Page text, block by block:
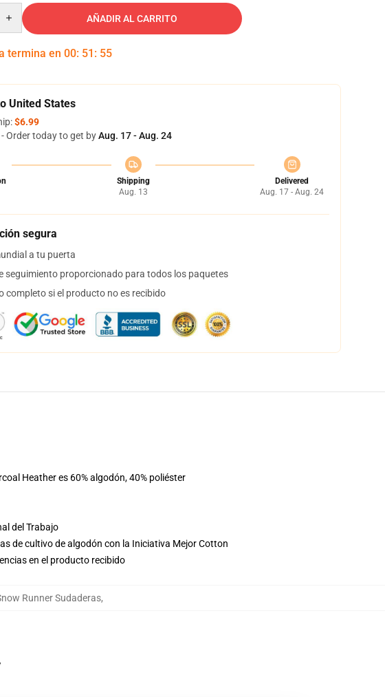
AÑADIR AL CARRITO
termina en 00: 51 : 54
United States
$6.99
Order today to get byAug. 17 - Aug. 24
Shipping
Aug. 13
Delivered
Aug. 17 - Aug. 24
segura
a tu puerta
seguimiento proporcionado para todos los paquetes
completo si el producto no es recibido
Heather es 60% algodón, 40% poliéster
del Trabajo
de cultivo de algodón con la Iniciativa Mejor Cotton
en el producto recibido
Runner Sudaderas,